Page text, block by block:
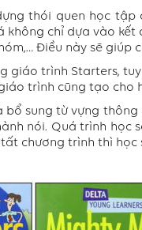
thói quen học
không chỉ dựa vào
Điều này sẽ giúp
giáo trình Starters,
trình cũng tạo
bổ sung từ vựng
nói. Quá trình
chương trình thì